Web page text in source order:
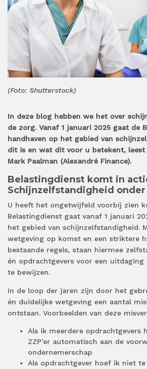
(Foto: Shutterstock)
In deze blog hebben we het over
de zorg. Vanaf 1 januari 2025 gaat de
handhaven op het gebied van
dit is en wat dit voor u betekent, leest
Mark Paalman (Alexandré Finance).
Belastingdienst komt in
Schijnzelfstandigheid
U heeft het ongetwijfeld voorbij zien
Belastingdienst gaat vanaf 1 januari
het gebied van schijnzelfstandigheid.
wetgeving op komst en een striktere
bestaande regels, staan hiermee
én opdrachtgevers voor een
te bewijzen.
In de loop der jaren zijn door het
én duidelijke wetgeving een aantal
ontstaan. Voorbeelden van deze
Als ik meerdere opdrachtgevers
ZZP’er automatisch aan de
ondernemerschap
Als opdrachtgever hoef ik niet